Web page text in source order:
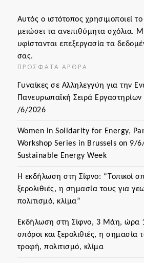
Αυτός ο ιστότοπος χρησιμοποιεί
μειώσει τα ανεπιθύμητα σχόλια.
υφίστανται επεξεργασία τα
σας.
ΠΡΌΣΦΑΤΑ ΆΡΘΡΑ
Γυναίκες σε Αλληλεγγύη για την
Πανευρωπαϊκή Σειρά Εργαστηρίων
/6/2026
Women in Solidarity for Energy,
Workshop Series in Brussels on 9/
Sustainable Energy Week
Η εκδήλωση στη Σίφνο: “Τοπικοί
ξερολιθιές, η σημασία τους για
πολιτισμό, κλίμα”
Εκδήλωση στη Σίφνο, 3 Μάη, ώρα
σπόροι και ξερολιθιές, η σημασία
τροφή, πολιτισμό, κλίμα